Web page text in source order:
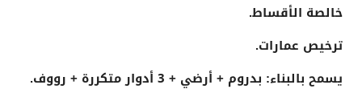
خالصة الأقساط.
ترخيص عمارات.
يسمح بالبناء: بدروم + أرضي + 3 أدوار متكررة + رووف .